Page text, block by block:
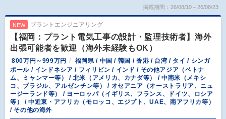
掲載期間：26/08/10～26/08/23
NEW プラントエンジニアリング
【福岡：プラント電気工事の設計・監理技術者】海外
出張可能者を歓迎（海外未経験もOK）
800万円～999万円
福岡県 / 中国 / 韓国 / 香港 / 台湾 / タイ / シンガ
ポール / インドネシア / フィリピン / インド / その他アジア（ベトナ
ム、ミャンマー等） / 北米（アメリカ、カナダ等） / 中南米（メキシ
コ、ブラジル、アルゼンチン等） / オセアニア（オーストラリア、ニュ
ージーランド等） / ヨーロッパ（イギリス、フランス、ドイツ、ロシア
等） / 中近東・アフリカ（モロッコ、エジプト、UAE、南アフリカ等）
/ その他の海外